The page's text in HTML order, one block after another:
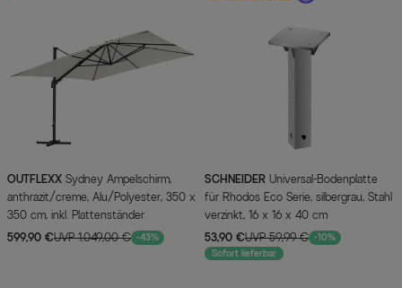
OUTFLEXX
anthrazit/creme, Alu/Polyester, 350 x
350 cm, inkl. Plattenständer
599,90 €UVP 1.049,00 € -43%
SCHNEIDER
für Rhodos Eco Serie, silbergrau, Stahl
verzinkt, 16 x 16 x 40 cm
53,90 €UVP 59,99 € -10%
Sofort lieferbar